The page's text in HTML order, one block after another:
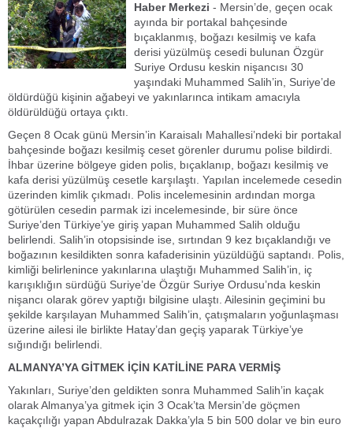
Haber Merkezi - Mersin’de, geçen ocak
ayında bir portakal bahçesinde
bıçaklanmış, boğazı kesilmiş ve kafa
derisi yüzülmüş cesedi bulunan Özgür
Suriye Ordusu keskin nişancısı 30
yaşındaki Muhammed Salih’in, Suriye’de
öldürdüğü kişinin ağabeyi ve yakınlarınca intikam amacıyla
öldürüldüğü ortaya çıktı.
Geçen 8 Ocak günü Mersin’in Karaisalı Mahallesi’ndeki bir portakal
bahçesinde boğazı kesilmiş ceset görenler durumu polise bildirdi.
İhbar üzerine bölgeye giden polis, bıçaklanıp, boğazı kesilmiş ve
kafa derisi yüzülmüş cesetle karşılaştı. Yapılan incelemede cesedin
üzerinden kimlik çıkmadı. Polis incelemesinin ardından morga
götürülen cesedin parmak izi incelemesinde, bir süre önce
Suriye’den Türkiye’ye giriş yapan Muhammed Salih olduğu
belirlendi. Salih’in otopsisinde ise, sırtından 9 kez bıçaklandığı ve
boğazının kesildikten sonra kafaderisinin yüzüldüğü saptandı. Polis,
kimliği belirlenince yakınlarına ulaştığı Muhammed Salih’in, iç
karışıklığın sürdüğü Suriye’de Özgür Suriye Ordusu’nda keskin
nişancı olarak görev yaptığı bilgisine ulaştı. Ailesinin geçimini bu
şekilde karşılayan Muhammed Salih’in, çatışmaların yoğunlaşması
üzerine ailesi ile birlikte Hatay’dan geçiş yaparak Türkiye’ye
sığındığı belirlendi.
ALMANYA’YA GİTMEK İÇİN KATİLİNE PARA VERMİŞ
Yakınları, Suriye’den geldikten sonra Muhammed Salih’in kaçak
olarak Almanya’ya gitmek için 3 Ocak’ta Mersin’de göçmen
kaçakçılığı yapan Abdulrazak Dakka’yla 5 bin 500 dolar ve bin euro